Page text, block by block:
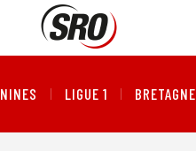
LIGUE 1 BRETAGNE